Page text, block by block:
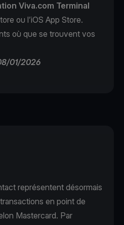
Viva.com Terminal
ou l’iOS App Store.
où que se trouvent vos
01/2026
représentent désormais
en point de
Mastercard. Par